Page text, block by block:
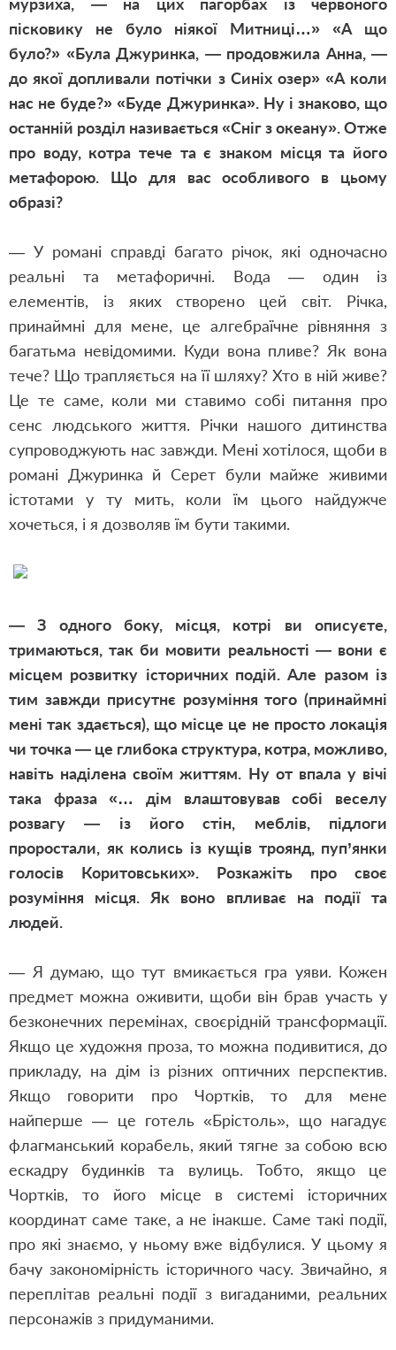
пісковику не було ніякої Митниці…» «А що
було?» «Була Джуринка, — продовжила Анна, —
до якої допливали потічки з Синіх озер» «А коли
нас не буде?» «Буде Джуринка». Ну і знаково, що
останній розділ називається «Сніг з океану». Отже
про воду, котра тече та є знаком місця та його
метафорою. Що для вас особливого в цьому
образі?
— У романі справді багато річок, які одночасно
реальні та метафоричні. Вода — один із
елементів, із яких створено цей світ. Річка,
принаймні для мене, це алгебраїчне рівняння з
багатьма невідомими. Куди вона пливе? Як вона
тече? Що трапляється на її шляху? Хто в ній живе?
Це те саме, коли ми ставимо собі питання про
сенс людського життя. Річки нашого дитинства
супроводжують нас завжди. Мені хотілося, щоби в
романі Джуринка й Серет були майже живими
істотами у ту мить, коли їм цього найдужче
хочеться, і я дозволяв їм бути такими.
— З одного боку, місця, котрі ви описуєте,
тримаються, так би мовити реальності — вони є
місцем розвитку історичних подій. Але разом із
тим завжди присутнє розуміння того (принаймні
мені так здається), що місце це не просто локація
чи точка — це глибока структура, котра, можливо,
навіть наділена своїм життям. Ну от впала у вічі
така фраза «… дім влаштовував собі веселу
розвагу — із його стін, меблів, підлоги
проростали, як колись із кущів троянд, пуп’янки
голосів Коритовських». Розкажіть про своє
розуміння місця. Як воно впливає на події та
людей.
— Я думаю, що тут вмикається гра уяви. Кожен
предмет можна оживити, щоби він брав участь у
безконечних перемінах, своєрідній трансформації.
Якщо це художня проза, то можна подивитися, до
прикладу, на дім із різних оптичних перспектив.
Якщо говорити про Чортків, то для мене
найперше — це готель «Брістоль», що нагадує
флагманський корабель, який тягне за собою всю
ескадру будинків та вулиць. Тобто, якщо це
Чортків, то його місце в системі історичних
координат саме таке, а не інакше. Саме такі події,
про які знаємо, у ньому вже відбулися. У цьому я
бачу закономірність історичного часу. Звичайно, я
переплітав реальні події з вигаданими, реальних
персонажів з придуманими.